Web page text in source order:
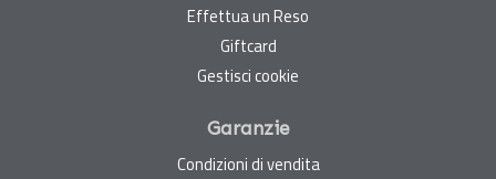
Effettua un Reso
Giftcard
Gestisci cookie
Garanzie
Condizioni di vendita